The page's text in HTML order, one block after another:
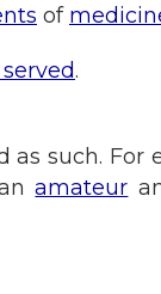
of
.
as such. For
anamateur